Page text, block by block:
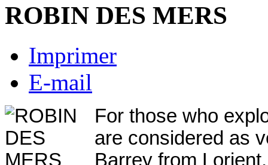
ROBIN DES MERS
Imprimer
E-mail
For those who
are considered as
Barrey from